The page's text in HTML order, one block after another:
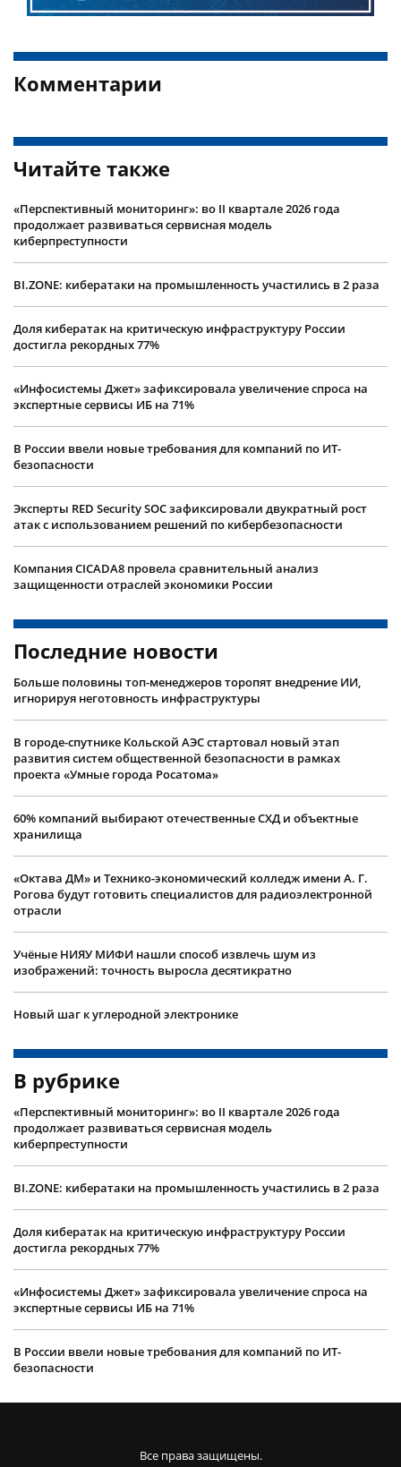
Комментарии
Читайте также
«Перспективный мониторинг»: во II квартале 2026 года
продолжает развиваться сервисная модель
киберпреступности
BI.ZONE: кибератаки на промышленность участились в 2 раза
Доля кибератак на критическую инфраструктуру России
достигла рекордных 77%
«Инфосистемы Джет» зафиксировала увеличение спроса на
экспертные сервисы ИБ на 71%
В России ввели новые требования для компаний по ИТ-
безопасности
Эксперты RED Security SOC зафиксировали двукратный рост
атак с использованием решений по кибербезопасности
Компания CICADA8 провела сравнительный анализ
защищенности отраслей экономики России
Последние новости
Больше половины топ-менеджеров торопят внедрение ИИ,
игнорируя неготовность инфраструктуры
В городе-спутнике Кольской АЭС стартовал новый этап
развития систем общественной безопасности в рамках
проекта «Умные города Росатома»
60% компаний выбирают отечественные СХД и объектные
хранилища
«Октава ДМ» и Технико-экономический колледж имени А. Г.
Рогова будут готовить специалистов для радиоэлектронной
отрасли
Учëные НИЯУ МИФИ нашли способ извлечь шум из
изображений: точность выросла десятикратно
Новый шаг к углеродной электронике
В рубрике
«Перспективный мониторинг»: во II квартале 2026 года
продолжает развиваться сервисная модель
киберпреступности
BI.ZONE: кибератаки на промышленность участились в 2 раза
Доля кибератак на критическую инфраструктуру России
достигла рекордных 77%
«Инфосистемы Джет» зафиксировала увеличение спроса на
экспертные сервисы ИБ на 71%
В России ввели новые требования для компаний по ИТ-
безопасности
Все права защищены.